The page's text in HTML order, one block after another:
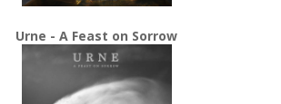
Urne - A Feast on Sorrow